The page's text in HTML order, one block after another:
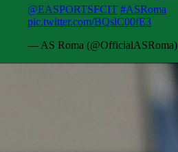
@EASPORTSFCIT #ASRoma
pic.twitter.com/BQslC00fE3
— AS Roma (@OfficialASRoma)